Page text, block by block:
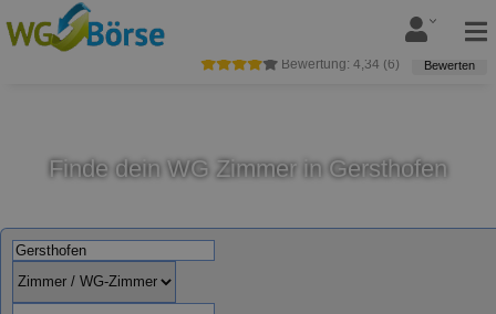
Bewertung: 4,34 (6) Bewerten
Finde dein WG Zimmer in Gersthofen